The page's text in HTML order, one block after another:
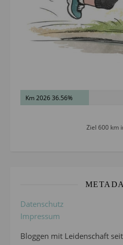
Km 2026 36.56%
Ziel 600 km
Datenschutz
Impressum
Bloggen mit Leidenschaft